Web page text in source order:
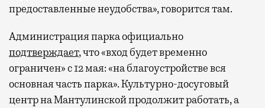
предоставленные неудобства», говорится там.
Администрация парка официально
подтверждает, что «вход будет временно
ограничен» с 12 мая: «на благоустройстве вся
основная часть парка». Культурно-досуговый
центр на Мантулинской продолжит работать, а